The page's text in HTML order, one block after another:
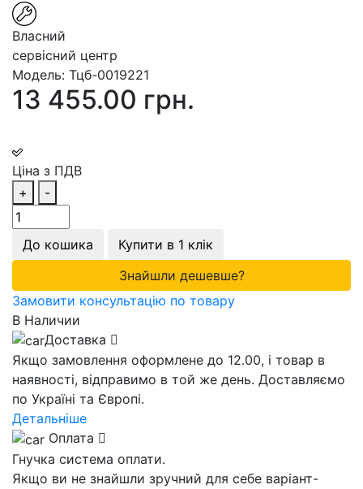
Власний
сервісний центр
Модель: Тцб-0019221
13 455.00 грн.
Ціна з ПДВ
+
-
До кошика
Купити в 1 клік
Знайшли дешевше?
Замовити консультацію по товару
В Наличии
Доставка
Якщо замовлення оформлене до 12.00, і товар в
наявності, відправимо в той же день. Доставляємо
по Україні та Європі.
Детальніше
Оплата
Гнучка система оплати.
Якщо ви не знайшли зручний для себе варіант-